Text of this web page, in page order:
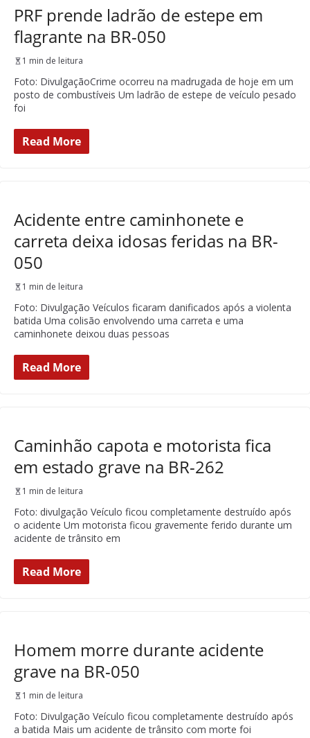
PRF prende ladrão de estepe em
flagrante na BR-050
1 min de leitura
Foto: DivulgaçãoCrime ocorreu na madrugada de hoje em um
posto de combustíveis Um ladrão de estepe de veículo pesado
foi
Read More
Acidente entre caminhonete e
carreta deixa idosas feridas na BR-
050
1 min de leitura
Foto: Divulgação Veículos ficaram danificados após a violenta
batida Uma colisão envolvendo uma carreta e uma
caminhonete deixou duas pessoas
Read More
Caminhão capota e motorista fica
em estado grave na BR-262
1 min de leitura
Foto: divulgação Veículo ficou completamente destruído após
o acidente Um motorista ficou gravemente ferido durante um
acidente de trânsito em
Read More
Homem morre durante acidente
grave na BR-050
1 min de leitura
Foto: Divulgação Veículo ficou completamente destruído após
a batida Mais um acidente de trânsito com morte foi